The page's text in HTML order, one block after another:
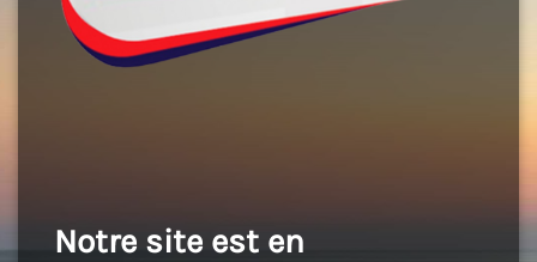
Notre site est en